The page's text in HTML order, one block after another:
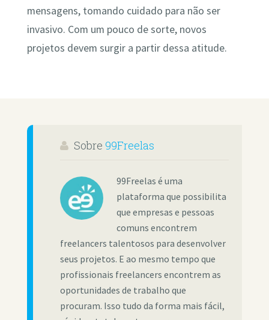
mensagens, tomando cuidado para não ser
invasivo. Com um pouco de sorte, novos
projetos devem surgir a partir dessa atitude.
Sobre 99Freelas
99Freelas é uma
plataforma que possibilita
que empresas e pessoas
comuns encontrem
freelancers talentosos para desenvolver
seus projetos. E ao mesmo tempo que
profissionais freelancers encontrem as
oportunidades de trabalho que
procuram. Isso tudo da forma mais fácil,